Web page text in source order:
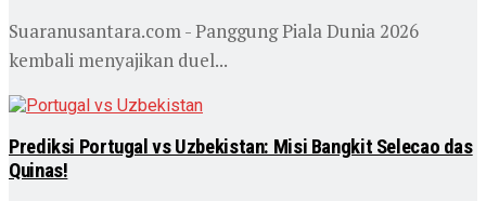
Suaranusantara.com - Panggung Piala Dunia 2026
kembali menyajikan duel...
Prediksi Portugal vs Uzbekistan: Misi Bangkit Selecao das
Quinas!